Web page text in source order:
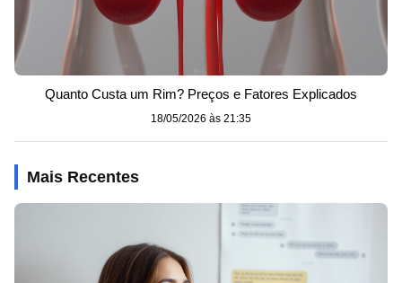
Quanto Custa um Rim? Preços e Fatores Explicados
18/05/2026 às 21:35
Mais Recentes